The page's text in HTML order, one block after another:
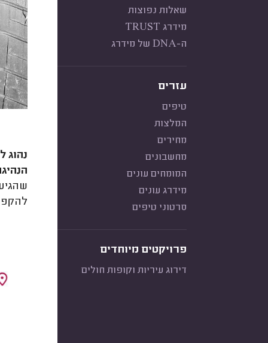
שאלות נפוצות
מידרג TRUST
ה-DNA של מידרג
עזרים
טיפים
המלצות
מחירים
מחשבונים
המומחים עונים
מידרג עונים
סרטוני טיפים
פרויקטים מיוחדים
דירוג עיריות וקופות חולים
נהוג